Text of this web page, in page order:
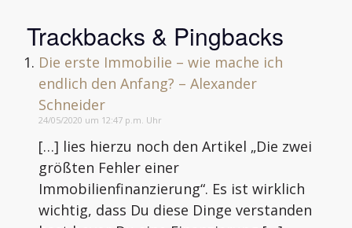
Trackbacks & Pingbacks
Die erste Immobilie – wie mache ich
endlich den Anfang? – Alexander
Schneider
24/05/2020 um 12:47 p.m. Uhr
[…] lies hierzu noch den Artikel „Die zwei
größten Fehler einer
Immobilienfinanzierung“. Es ist wirklich
wichtig, dass Du diese Dinge verstanden